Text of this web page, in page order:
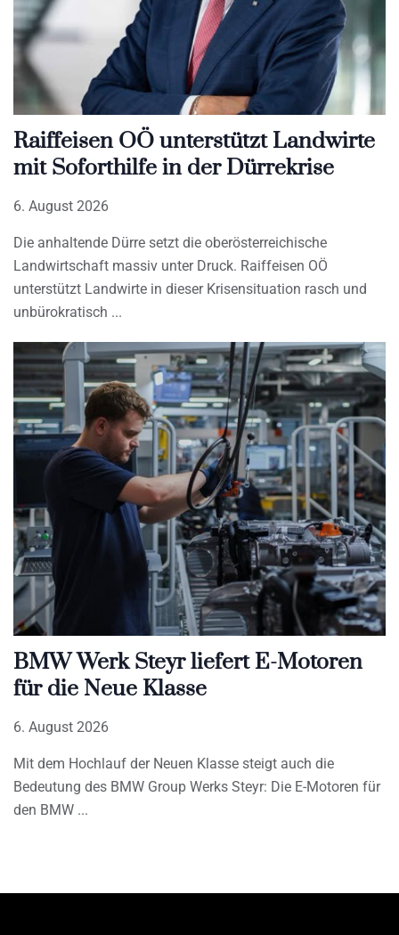
Raiffeisen OÖ unterstützt Landwirte
mit Soforthilfe in der Dürrekrise
6. August 2026
Die anhaltende Dürre setzt die oberösterreichische
Landwirtschaft massiv unter Druck. Raiffeisen OÖ
unterstützt Landwirte in dieser Krisensituation rasch und
unbürokratisch
BMW Werk Steyr liefert E-Motoren
für die Neue Klasse
6. August 2026
Mit dem Hochlauf der Neuen Klasse steigt auch die
Bedeutung des BMW Group Werks Steyr: Die E-Motoren für
den BMW